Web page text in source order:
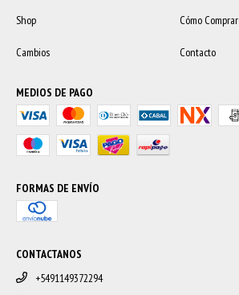
Shop
Cómo Comprar
Cambios Contacto
MEDIOS DE PAGO
FORMAS DE ENVÍO
CONTACTANOS
+5491149372294